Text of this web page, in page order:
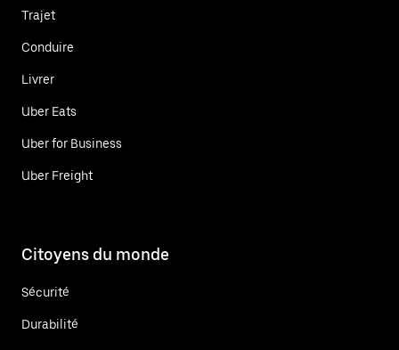
Trajet
Conduire
Livrer
Uber Eats
Uber for Business
Uber Freight
Citoyens du monde
Sécurité
Durabilité